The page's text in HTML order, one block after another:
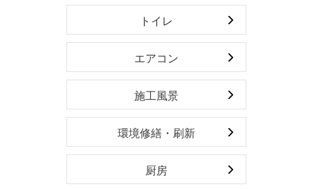
トイレ
エアコン
施工風景
環境修繕・刷新
厨房